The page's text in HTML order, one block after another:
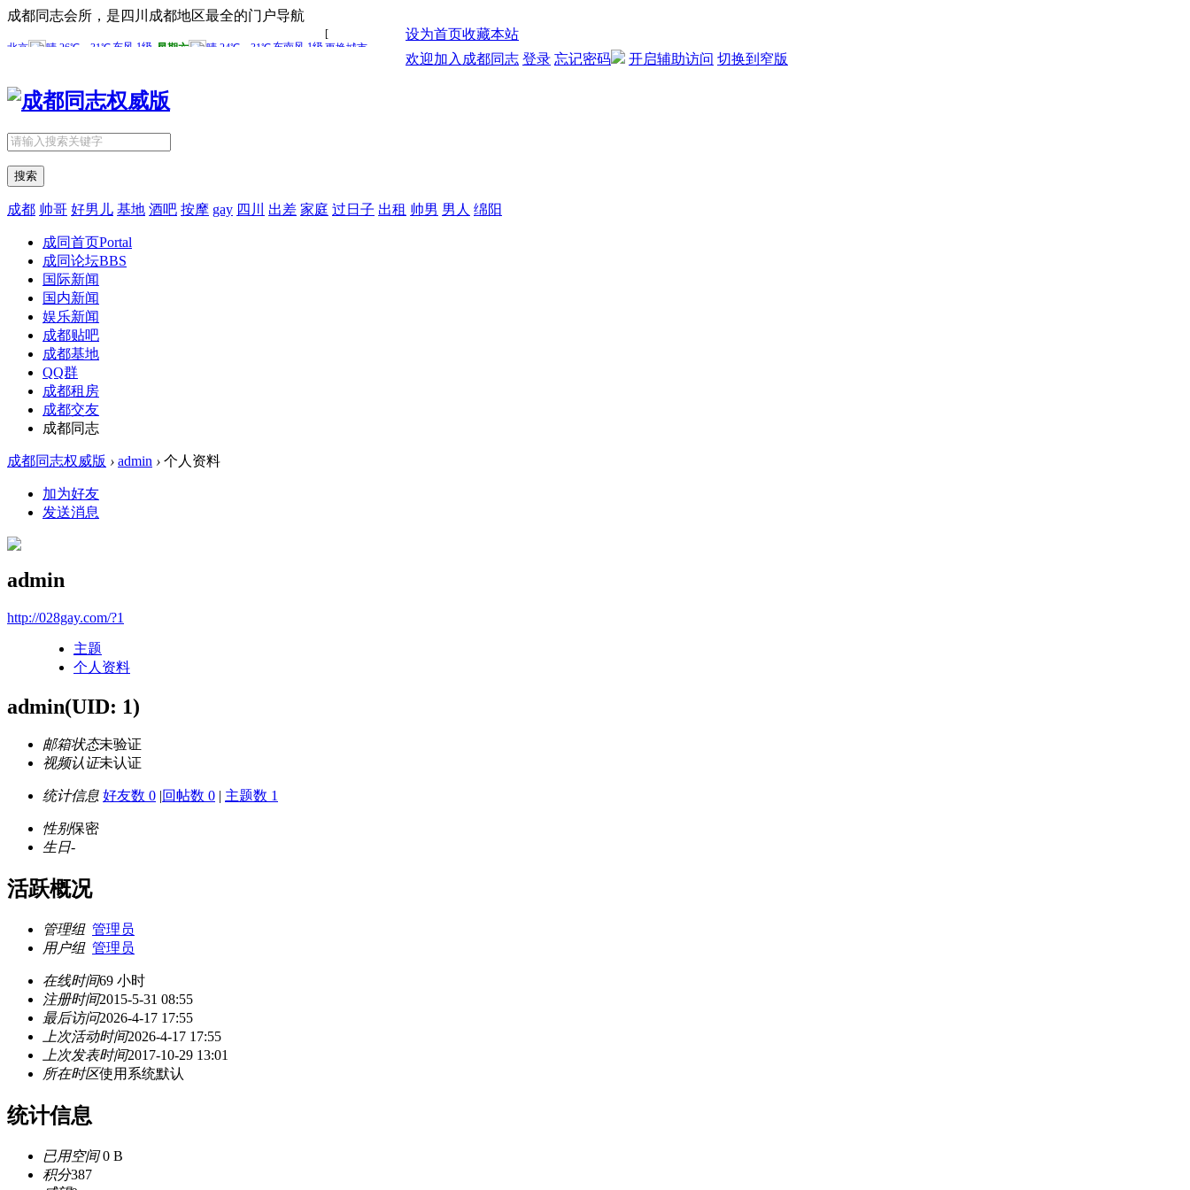
成都同志会所，是四川成都地区最全的门户导航
设为首页收藏本站
欢迎加入成都同志 登录 忘记密码 开启辅助访问 切换到窄版
搜索
成都 帅哥 好男儿 基地 酒吧 按摩 gay 四川 出差 家庭 过日子 出租 帅男 男人 绵阳
成同首页Portal
成同论坛BBS
国际新闻
国内新闻
娱乐新闻
成都贴吧
成都基地
QQ群
成都租房
成都交友
成都同志
成都同志权威版 › admin › 个人资料
加为好友
发送消息
admin
http://028gay.com/?1
主题
个人资料
admin(UID: 1)
邮箱状态未验证
视频认证未认证
统计信息 好友数 0 |回帖数 0 | 主题数 1
性别保密
生日-
活跃概况
管理组 管理员
用户组 管理员
在线时间69 小时
注册时间2015-5-31 08:55
最后访问2026-4-17 17:55
上次活动时间2026-4-17 17:55
上次发表时间2017-10-29 13:01
所在时区使用系统默认
统计信息
已用空间0 B
积分387